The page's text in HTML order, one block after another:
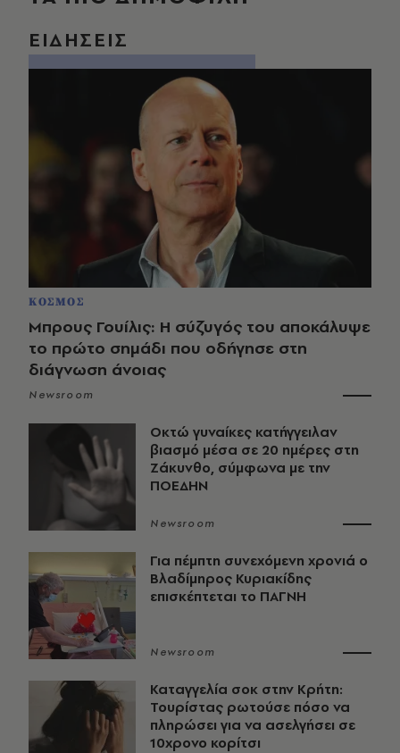
ΕΙΔΗΣΕΙΣ
ΚΟΣΜΟΣ
Μπρους Γουίλις: Η σύζυγός του αποκάλυψε
το πρώτο σημάδι που οδήγησε στη
διάγνωση άνοιας
Newsroom
Οκτώ γυναίκες κατήγγειλαν
βιασμό μέσα σε 20 ημέρες στη
Ζάκυνθο, σύμφωνα με την
ΠΟΕΔΗΝ
Newsroom
Για πέμπτη συνεχόμενη χρονιά ο
Βλαδίμηρος Κυριακίδης
επισκέπτεται το ΠΑΓΝΗ
Newsroom
Καταγγελία σοκ στην Κρήτη:
Τουρίστας ρωτούσε πόσο να
πληρώσει για να ασελγήσει σε
10χρονο κορίτσι